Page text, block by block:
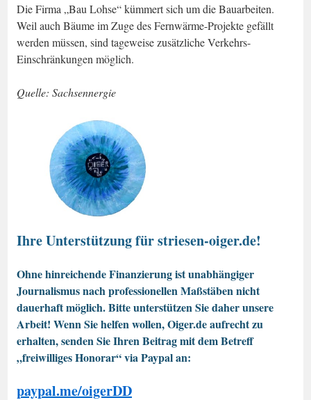
Die Firma „Bau Lohse“ kümmert sich um die Bauarbeiten.
Weil auch Bäume im Zuge des Fernwärme-Projekte gefällt
werden müssen, sind tageweise zusätzliche Verkehrs-
Einschränkungen möglich.
Quelle: Sachsennergie
Ihre Unterstützung für striesen-oiger.de!
Ohne hinreichende Finanzierung ist unabhängiger
Journalismus nach professionellen Maßstäben nicht
dauerhaft möglich. Bitte unterstützen Sie daher unsere
Arbeit! Wenn Sie helfen wollen, Oiger.de aufrecht zu
erhalten, senden Sie Ihren Beitrag mit dem Betreff
„freiwilliges Honorar“ via Paypal an:
paypal.me/oigerDD